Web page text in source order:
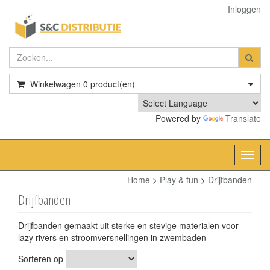
Inloggen
Winkelwagen 0 product(en)
Powered by Translate
Home > Play & fun > Drijfbanden
Drijfbanden
Drijfbanden gemaakt uit sterke en stevige materialen voor
lazy rivers en stroomversnellingen in zwembaden
Sorteren op